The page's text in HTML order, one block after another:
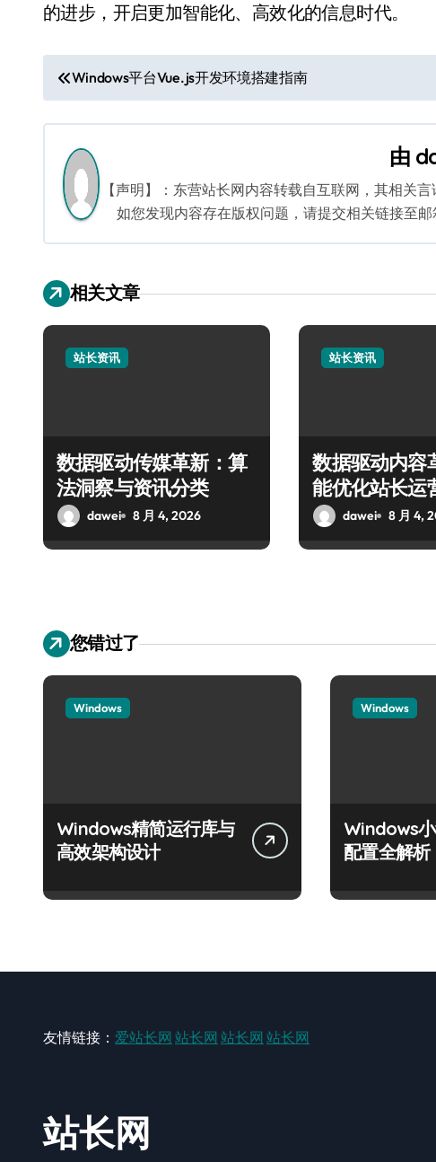
的进步，开启更加智能化、高效化的信息时代。
文
章
导
航
Windows平台Vue.js开发环境搭建指南
由
【声明】：东营站长网内容转载自互联网，其相关
如您发现内容存在版权问题，请提交相关链接至
相关文章
站长资讯
数据驱动传媒革新：算
法洞察与资讯分类
dawei 8 月 4, 2026
站长资讯
数据驱动内容
能优化站长运
dawei 8 月 4,
您错过了
Windows
Windows精简运行库与
高效架构设计
Windows
Windows
配置全解析
友情链接： 爱站长网 站长网 站长网 站长网
站长网